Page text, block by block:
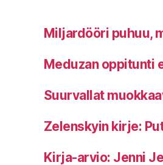
Miljardööri puhuu,
Meduzan oppitunti
Suurvallat
Zelenskyin kirje:
Kirja-arvio: Jenni